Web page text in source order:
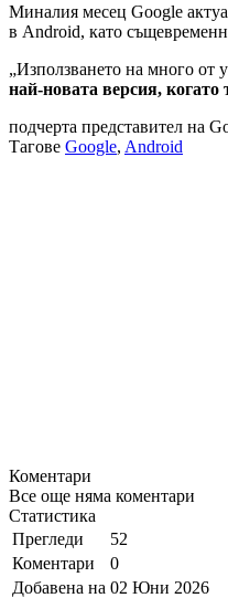
Миналия месец Google
в Android, като
„Използването на много от
най-новата версия, когато
подчерта представител на
Тагове Google, Android
Коментари
Все още няма коментари
Статистика
Прегледи
52
Коментари
0
Добавена на 02 Юни 2026